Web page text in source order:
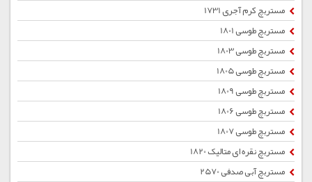
مستربچ کرم آجری 1731
مستربچ طوسی 1801
مستربچ طوسی 1803
مستربچ طوسی 1805
مستربچ طوسی 1809
مستربچ طوسی 1806
مستربچ طوسی 1807
مستربچ نقره ای متالیک 1820
مستربچ آبی صدفی 2570